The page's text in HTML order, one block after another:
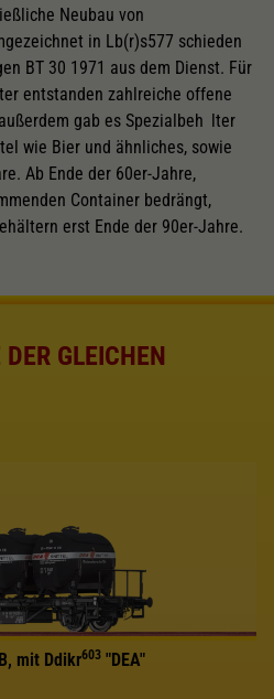
Neubau von
in Lb(r)s577 schieden
BT 30 1971 aus dem Dienst. Für
entstanden zahlreiche offene
gab es Spezialbeh lter
wie Bier und ähnliches, sowie
Ab Ende der 60er-Jahre,
Container bedrängt,
erst Ende der 90er-Jahre.
GLEICHEN
mit Ddikr603 "DEA"